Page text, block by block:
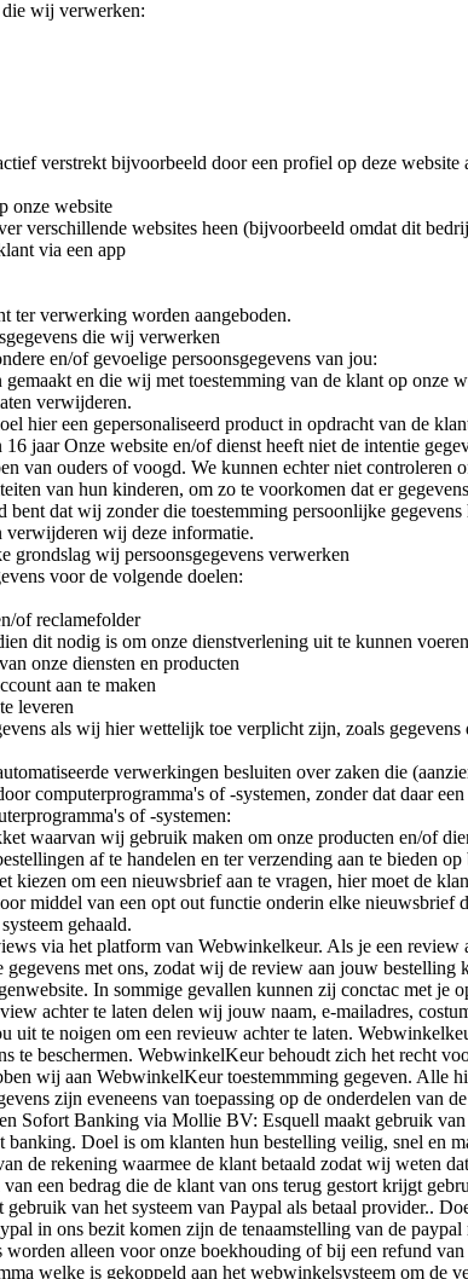
die wij verwerken:
verstrekt bijvoorbeeld door een profiel op deze website
onze website
verschillende websites heen (bijvoorbeeld omdat dit
via een app
ter verwerking worden aangeboden.
die wij verwerken
en/of gevoelige persoonsgegevens van jou:
en die wij met toestemming van de klant op onze
verwijderen.
hier een gepersonaliseerd product in opdracht van de
jaar Onze website en/of dienst heeft niet de intentie
van ouders of voogd. We kunnen echter niet controleren
van hun kinderen, om zo te voorkomen dat er
dat wij zonder die toestemming persoonlijke
verwijderen wij deze informatie.
grondslag wij persoonsgegevens verwerken
voor de volgende doelen:
of reclamefolder
dit nodig is om onze dienstverlening uit te kunnen voeren
onze diensten en producten
aan te maken
leveren
als wij hier wettelijk toe verplicht zijn, zoals
verwerkingen besluiten over zaken die
computerprogramma's of -systemen, zonder dat daar
of -systemen:
waarvan wij gebruik maken om onze producten en/of
af te handelen en ter verzending aan te bieden
kiezen om een nieuwsbrief aan te vragen, hier moet de
middel van een opt out functie onderin elke
gehaald.
via het platform van Webwinkelkeur. Als je een review
gegevens met ons, zodat wij de review aan jouw
In sommige gevallen kunnen zij conctac met
achter te laten delen wij jouw naam, e-mailadres,
uit te noigen om een revieuw achter te laten.
te beschermen. WebwinkelKeur behoudt zich het recht
wij aan WebwinkelKeur toestemmming gegeven. Alle
zijn eveneens van toepassing op de onderdelen van
Sofort Banking via Mollie BV: Esquell maakt gebruik
Doel is om klanten hun bestelling veilig, snel en
de rekening waarmee de klant betaald zodat wij weten
een bedrag die de klant van ons terug gestort krijgt
gebruik van het systeem van Paypal als betaal provider..
in ons bezit komen zijn de tenaamstelling van de
worden alleen voor onze boekhouding of bij een refund
welke is gekoppeld aan het webwinkelsysteem om de